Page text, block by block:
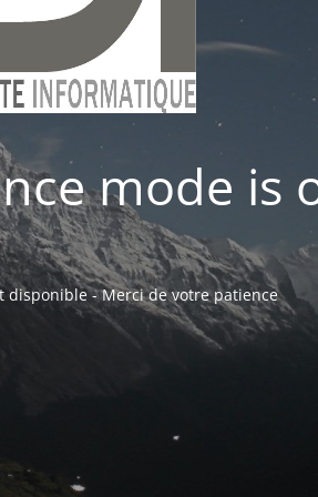
mode is
disponible - Merci de votre patience